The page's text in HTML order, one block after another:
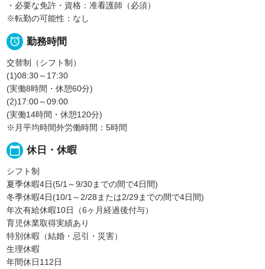
・必要な免許・資格：准看護師（必須）
※転勤の可能性：なし
 勤務時間
交替制（シフト制）
(1)08:30～17:30
(実働8時間・休憩60分)
(2)17:00～09:00
(実働14時間・休憩120分)
※月平均時間外労働時間：5時間
calendar_today 休日・休暇
シフト制
夏季休暇4日(5/1～9/30までの間で4日間)
冬季休暇4日(10/1～2/28または2/29までの間で4日間)
年次有給休暇10日（6ヶ月経過後付与）
育児休業取得実績あり
特別休暇（結婚・忌引・災害）
生理休暇
年間休日112日